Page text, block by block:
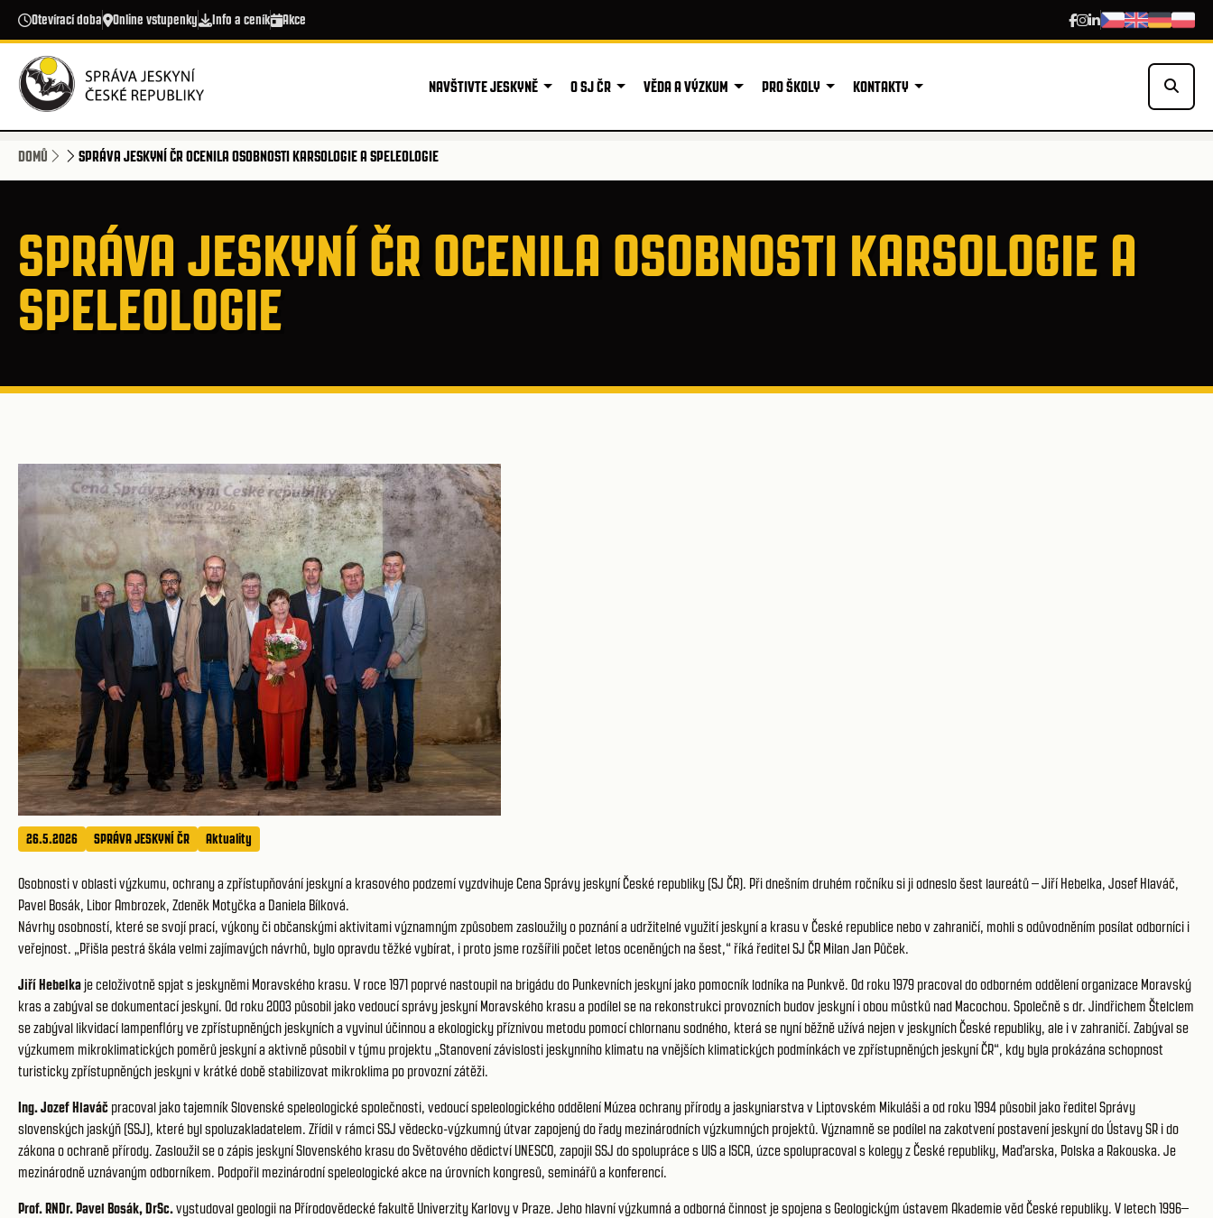
Přejít k hlavnímu obsahu
Otevírací doba Online vstupenky Info a ceník Akce
NAVŠTIVTE JESKYNĚ O SJ ČR VĚDA A VÝZKUM PRO ŠKOLY KONTAKTY
DOMŮ SPRÁVA JESKYNÍ ČR OCENILA OSOBNOSTI KARSOLOGIE A SPELEOLOGIE
SPRÁVA JESKYNÍ ČR OCENILA OSOBNOSTI KARSOLOGIE A
SPELEOLOGIE
26.5.2026 SPRÁVA JESKYNÍ ČR Aktuality
Osobnosti v oblasti výzkumu, ochrany a zpřístupňování jeskyní a krasového podzemí vyzdvihuje Cena Správy jeskyní České republiky (SJ ČR). Při dnešním druhém ročníku si ji odneslo šest laureátů – Jiří Hebelka, Josef Hlaváč,
Pavel Bosák, Libor Ambrozek, Zdeněk Motyčka a Daniela Bílková.
Návrhy osobností, které se svojí prací, výkony či občanskými aktivitami významným způsobem zasloužily o poznání a udržitelné využití jeskyní a krasu v České republice nebo v zahraničí, mohli s odůvodněním posílat odborníci i
veřejnost. „Přišla pestrá škála velmi zajímavých návrhů, bylo opravdu těžké vybírat, i proto jsme rozšířili počet letos oceněných na šest,“ říká ředitel SJ ČR Milan Jan Půček.
Jiří Hebelka je celoživotně spjat s jeskyněmi Moravského krasu. V roce 1971 poprvé nastoupil na brigádu do Punkevních jeskyní jako pomocník lodníka na Punkvě. Od roku 1979 pracoval do odborném oddělení organizace Moravský
kras a zabýval se dokumentací jeskyní. Od roku 2003 působil jako vedoucí správy jeskyní Moravského krasu a podílel se na rekonstrukci provozních budov jeskyní i obou můstků nad Macochou. Společně s dr. Jindřichem Štelclem
se zabýval likvidací lampenflóry ve zpřístupněných jeskyních a vyvinul účinnou a ekologicky příznivou metodu pomocí chlornanu sodného, která se nyní běžně užívá nejen v jeskyních České republiky, ale i v zahraničí. Zabýval se
výzkumem mikroklimatických poměrů jeskyní a aktivně působil v týmu projektu „Stanovení závislosti jeskynního klimatu na vnějších klimatických podmínkách ve zpřístupněných jeskyní ČR“, kdy byla prokázána schopnost
turisticky zpřístupněných jeskyni v krátké době stabilizovat mikroklima po provozní zátěži.
Ing. Jozef Hlaváč pracoval jako tajemník Slovenské speleologické společnosti, vedoucí speleologického oddělení Múzea ochrany přírody a jaskyniarstva v Liptovském Mikuláši a od roku 1994 působil jako ředitel Správy
slovenských jaskýň (SSJ), které byl spoluzakladatelem. Zřídil v rámci SSJ vědecko-výzkumný útvar zapojený do řady mezinárodních výzkumných projektů. Významně se podílel na zakotvení postavení jeskyní do Ústavy SR i do
zákona o ochraně přírody. Zasloužil se o zápis jeskyní Slovenského krasu do Světového dědictví UNESCO, zapojil SSJ do spolupráce s UIS a ISCA, úzce spolupracoval s kolegy z České republiky, Maďarska, Polska a Rakouska. Je
mezinárodně uznávaným odborníkem. Podpořil mezinárodní speleologické akce na úrovních kongresů, seminářů a konferencí.
Prof. RNDr. Pavel Bosák, DrSc.vystudoval geologii na Přírodovědecké fakultě Univerzity Karlovy v Praze. Jeho hlavní výzkumná a odborná činnost je spojena s Geologickým ústavem Akademie věd České republiky. V letech 1996–